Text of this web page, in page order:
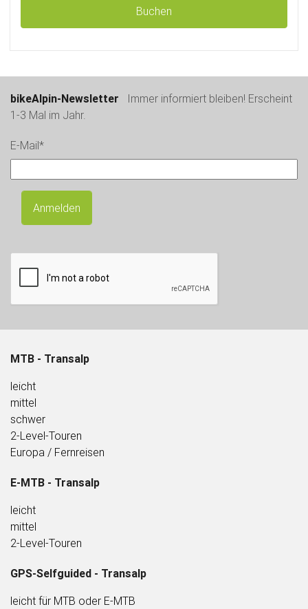
Buchen
bikeAlpin-Newsletter Immer informiert bleiben! Erscheint
1-3 Mal im Jahr.
E-Mail*
Anmelden
MTB - Transalp
leicht
mittel
schwer
2-Level-Touren
Europa / Fernreisen
E-MTB - Transalp
leicht
mittel
2-Level-Touren
GPS-Selfguided - Transalp
leicht für MTB oder E-MTB